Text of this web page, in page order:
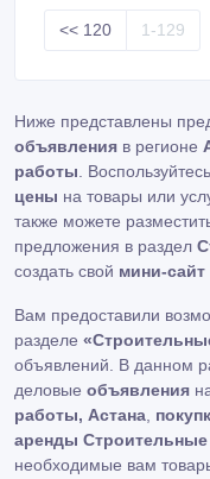
<< 120 1-129
Ниже представлены
объявления в регионе
работы.
цены на товары или
также можете
предложения в раздел
создать свой мини-сайт
Вам предоставили
разделе
объявлений. В данном
деловые объявления
работы, Астана,
аренды
необходимые вам